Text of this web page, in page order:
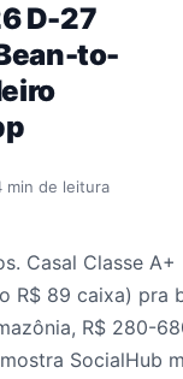
D-27
to-
min de leitura
Casal Classe
R$ 89 caixa) pra
R$ 280-
SocialHub